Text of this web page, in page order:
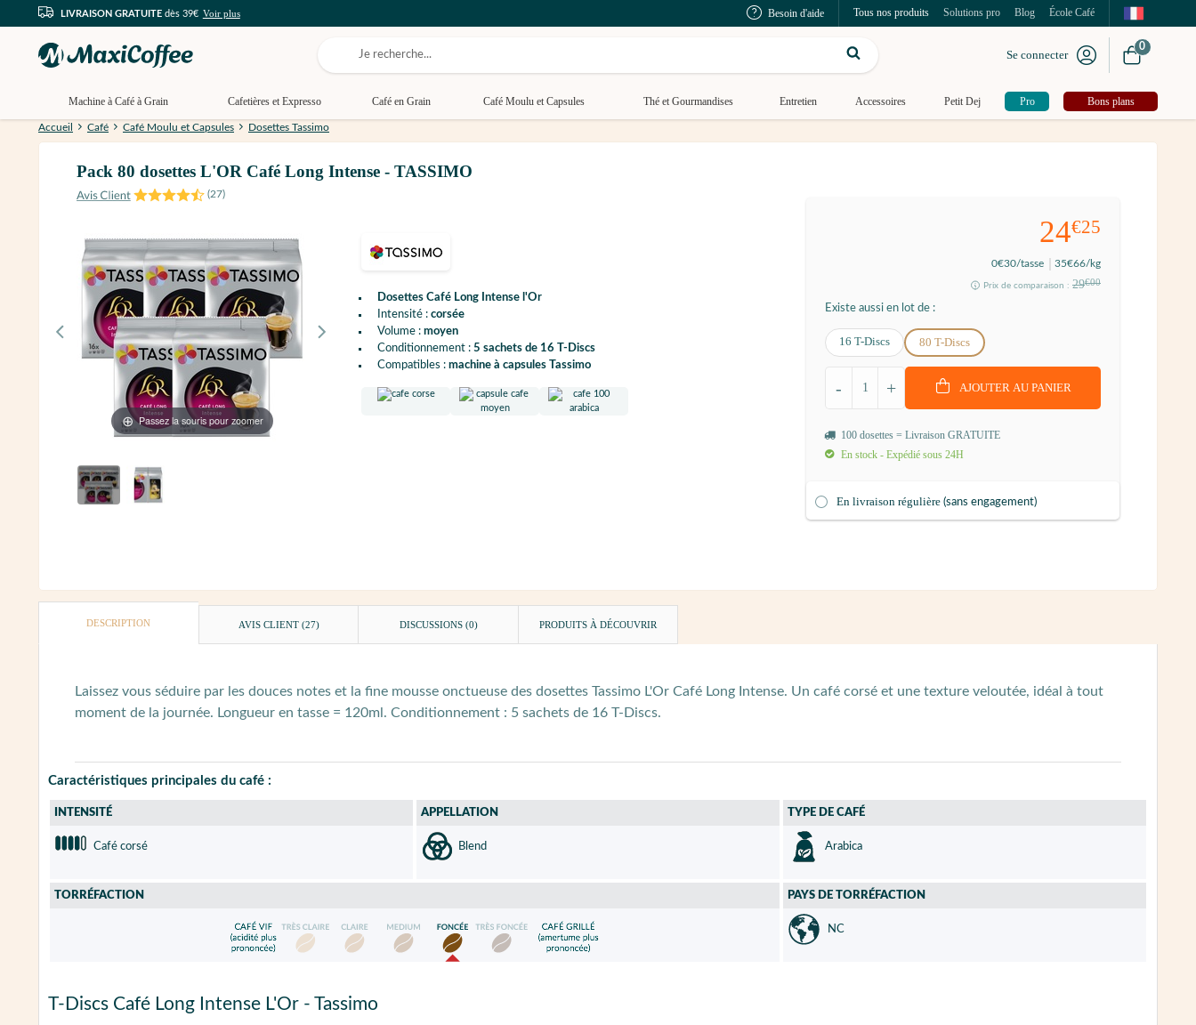
LIVRAISON GRATUITE dès 39€ Voir plus Besoin d'aide Tous nos produits Solutions pro Blog École Café
Se connecter
0
Machine à Café à Grain Cafetières et Expresso Café en Grain Café Moulu et Capsules Thé et Gourmandises Entretien Accessoires Petit Dej Pro Bons plans
Accueil Café Café Moulu et Capsules Dosettes Tassimo
Pack 80 dosettes L'OR Café Long Intense - TASSIMO
(27)
Passez la souris pour zoomer
Dosettes Café Long Intense l'Or
Intensité : corsée
Volume : moyen
Conditionnement : 5 sachets de 16 T-Discs
Compatibles : machine à capsules Tassimo
24€25
0€30/tasse 35€66/kg
Prix de comparaison : 29€00
Existe aussi en lot de :
16 T-Discs 80 T-Discs
+
- AJOUTER AU PANIER
100 dosettes = Livraison GRATUITE
En stock - Expédié sous 24H
En livraison régulière(sans engagement)
DESCRIPTION AVIS CLIENT (27) DISCUSSIONS (0) PRODUITS À DÉCOUVRIR
Laissez vous séduire par les douces notes et la fine mousse onctueuse des dosettes Tassimo L'Or Café Long Intense. Un café corsé et une texture veloutée, idéal à tout
moment de la journée. Longueur en tasse = 120ml. Conditionnement : 5 sachets de 16 T-Discs.
Caractéristiques principales du café :
INTENSITÉ
Café corsé
APPELLATION
Blend
TYPE DE CAFÉ
Arabica
TORRÉFACTION PAYS DE TORRÉFACTION
NC
T-Discs Café Long Intense L'Or - Tassimo